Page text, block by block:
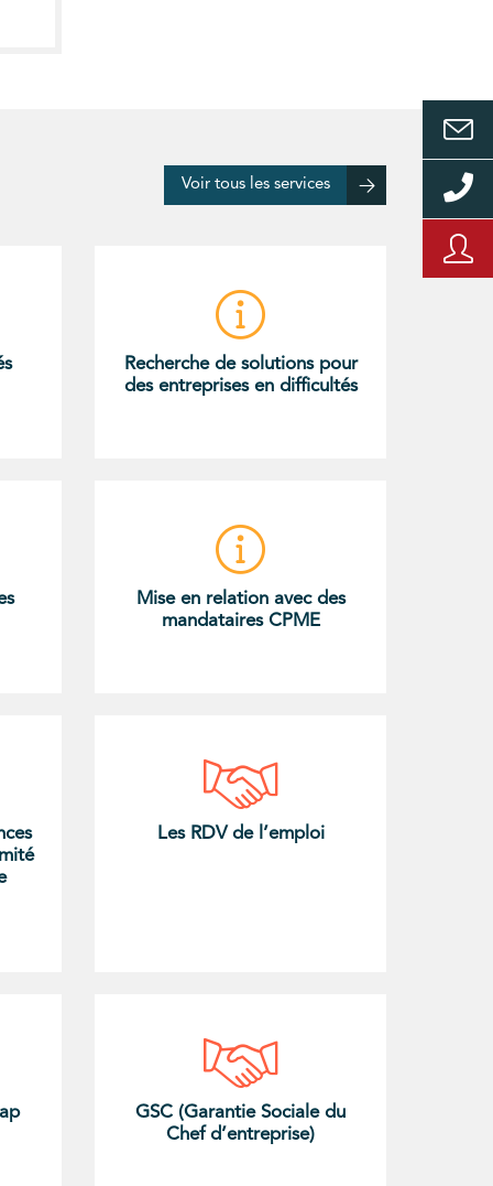
Voir tous les services
Recherche de solutions pour
des entreprises en difficultés
Mise en relation avec des
mandataires CPME
Les RDV de l’emploi
GSC (Garantie Sociale du
Chef d’entreprise)